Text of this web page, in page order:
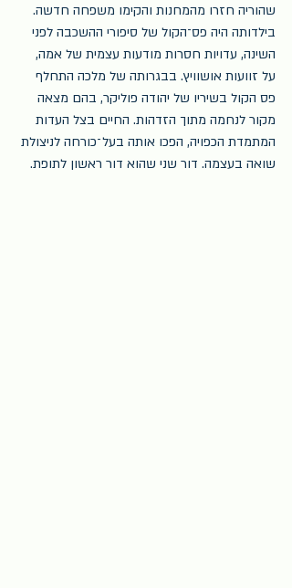
שהוריה חזרו מהמחנות והקימו משפחה חדשה.
בילדותה היה פס־הקול של סיפורי ההשכבה לפני
השינה, עדויות חסרות מודעות עצמית של אמה,
על זוועות אושוויץ. בבגרותה של מלכה התחלף
פס הקול בשיריו של יהודה פוליקר, בהם מצאה
מקור לנחמה מתוך הזדהות. החיים בצל העדות
המתמדת הכפויה, הפכו אותה בעל־כורחה לניצולת
שואה בעצמה. דור שני שהוא דור ראשון לתופת.